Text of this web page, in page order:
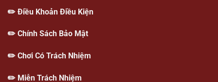
✏️ Điều Khoản Điều Kiện
✏️ Chính Sách Bảo Mật
✏️ Chơi Có Trách Nhiệm
✏️ Miễn Trách Nhiệm